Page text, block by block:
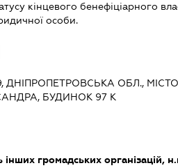
кінцевого бенефіціарного
особи.
ДНІПРОПЕТРОВСЬКА ОБЛ.,
БУДИНОК 97 К
інших громадських організацій,